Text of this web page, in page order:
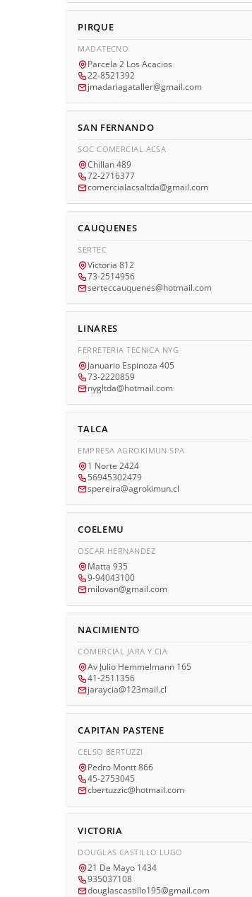
PIRQUE
MADATECNO
Parcela 2 Los Acacios
22-8521392
jmadariagataller@gmail.com
SAN FERNANDO
SOC COMERCIAL ACSA
Chillan 489
72-2716377
comercialacsaltda@gmail.com
CAUQUENES
SERTEC
Victoria 812
73-2514956
serteccauquenes@hotmail.com
LINARES
FERRETERIA TECNICA NYG
Januario Espinoza 405
73-2220859
nygltda@hotmail.com
TALCA
EMPRESA AGROKIMUN SPA
1 Norte 2424
56945302479
spereira@agrokimun.cl
COELEMU
OSCAR HERNANDEZ
Matta 935
9-94043100
milovan@gmail.com
NACIMIENTO
COMERCIAL JARA Y CIA
Av Julio Hemmelmann 165
41-2511356
jaraycia@123mail.cl
CAPITAN PASTENE
CELSO BERTUZZI
Pedro Montt 866
45-2753045
cbertuzzic@hotmail.com
VICTORIA
DOUGLAS CASTILLO LUGO
21 De Mayo 1434
935037108
douglascastillo195@gmail.com